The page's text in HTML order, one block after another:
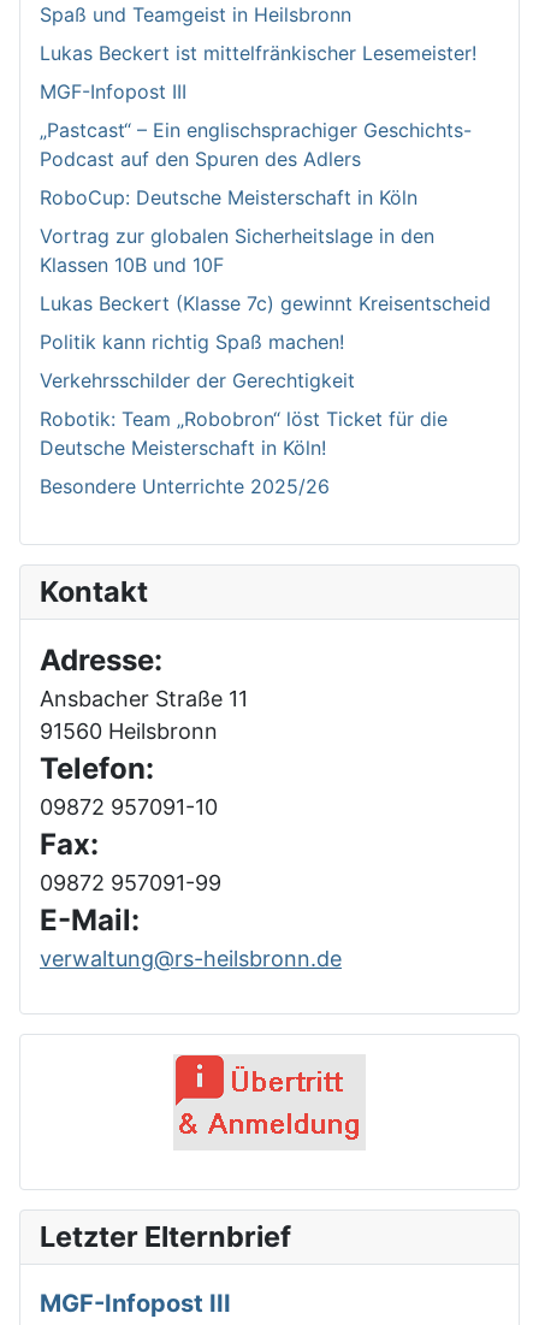
Spaß und Teamgeist in Heilsbronn
Lukas Beckert ist mittelfränkischer Lesemeister!
MGF-Infopost III
„Pastcast“ – Ein englischsprachiger Geschichts-
Podcast auf den Spuren des Adlers
RoboCup: Deutsche Meisterschaft in Köln
Vortrag zur globalen Sicherheitslage in den
Klassen 10B und 10F
Lukas Beckert (Klasse 7c) gewinnt Kreisentscheid
Politik kann richtig Spaß machen!
Verkehrsschilder der Gerechtigkeit
Robotik: Team „Robobron“ löst Ticket für die
Deutsche Meisterschaft in Köln!
Besondere Unterrichte 2025/26
Kontakt
Adresse:
Ansbacher Straße 11
91560 Heilsbronn
Telefon:
09872 957091-10
Fax:
09872 957091-99
E-Mail:
verwaltung@rs-heilsbronn.de
Letzter Elternbrief
MGF-Infopost III